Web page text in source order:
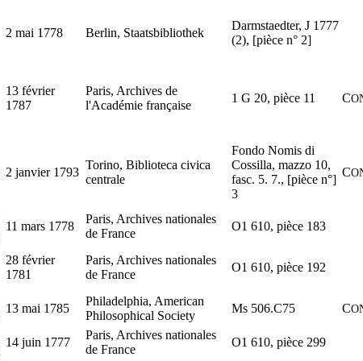
2 mai 1778 Berlin, Staatsbibliothek
Darmstaedter, J 1777
(2), [pièce n° 2]
13 février
1787
Paris, Archives de
l'Académie française
1 G 20, pièce 11 C
2 janvier 1793
Torino, Biblioteca civica
centrale
Fondo Nomis di
Cossilla, mazzo 10,
fasc. 5. 7., [pièce n°]
3
C
11 mars 1778
Paris, Archives nationales
de France
O1 610, pièce 183
28 février
1781
Paris, Archives nationales
de France
O1 610, pièce 192
13 mai 1785
Philadelphia, American
Philosophical Society
Ms 506.C75 C
14 juin 1777
Paris, Archives nationales
de France
O1 610, pièce 299